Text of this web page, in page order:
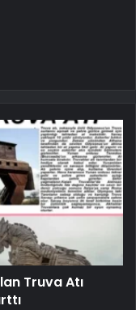
Truva Atı